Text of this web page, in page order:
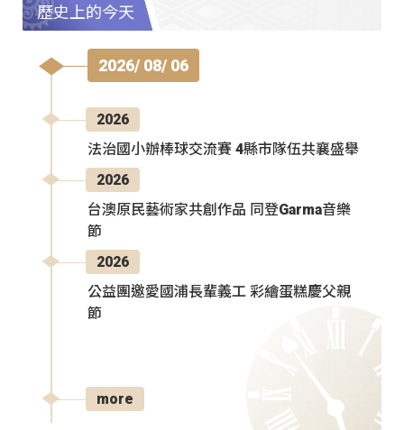
歷史上的今天
2026/ 08/ 06
2026
法治國小辦棒球交流賽 4縣市隊伍共襄盛舉
2026
台澳原民藝術家共創作品 同登Garma音樂
節
2026
公益團邀愛國浦長輩義工 彩繪蛋糕慶父親
節
more